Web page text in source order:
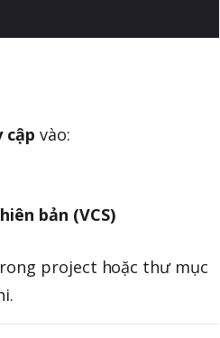
cập vào:
bản (VCS)
project hoặc thư mục